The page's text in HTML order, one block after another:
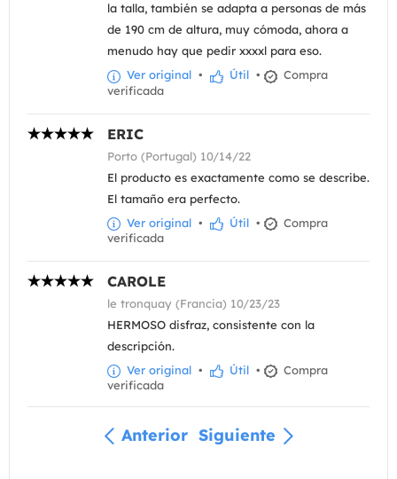
la talla, también se adapta a personas de más
de 190 cm de altura, muy cómoda, ahora a
menudo hay que pedir xxxxl para eso.
Ver original • Útil •
Compra
verificada
ERIC
Porto (Portugal) 10/14/22
El producto es exactamente como se describe.
El tamaño era perfecto.
Ver original • Útil •
Compra
verificada
CAROLE
le tronquay (Francia) 10/23/23
HERMOSO disfraz, consistente con la
descripción.
Ver original • Útil •
Compra
verificada
Anterior Siguiente